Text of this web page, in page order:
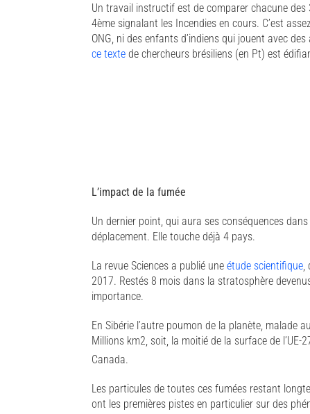
Un travail instructif est de comparer chacune
4ème signalant les Incendies en cours. C’est
ONG, ni des enfants d’indiens qui jouent avec
ce texte de chercheurs brésiliens (en Pt) est
L’impact de la fumée
Un dernier point, qui aura ses conséquences
déplacement. Elle touche déjà 4 pays.
La revue Sciences a publié une étude scientifique
2017. Restés 8 mois dans la stratosphère
importance.
En Sibérie l’autre poumon de la planète, malade
Millions km2, soit, la moitié de la surface de l’UE-
Canada.
Les particules de toutes ces fumées restant
ont les premières pistes en particulier sur des